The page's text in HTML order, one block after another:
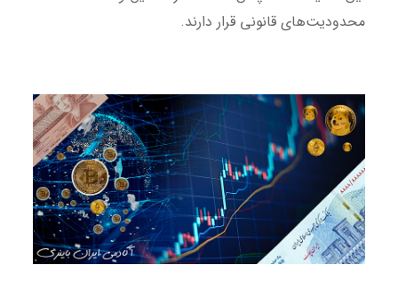
محدودیت‌های قانونی قرار دارند.